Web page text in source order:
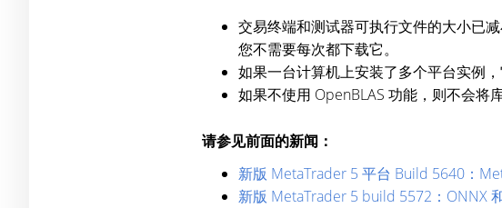
交易终端和测试器可执行文件的大小已
您不需要每次都下载它。
如果一台计算机上安装了多个平台实例
如果不使用 OpenBLAS 功能，则不会将
请参见前面的新闻：
新版 MetaTrader 5 平台 Build 5640：
新版 MetaTrader 5 build 5572：ONNX